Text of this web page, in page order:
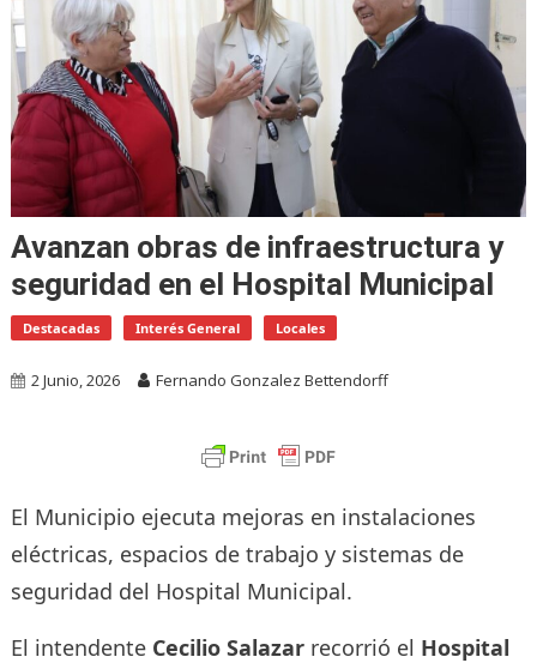
Avanzan obras de infraestructura y
seguridad en el Hospital Municipal
Destacadas Interés General Locales
2 Junio, 2026 Fernando Gonzalez Bettendorff
El Municipio ejecuta mejoras en instalaciones
eléctricas, espacios de trabajo y sistemas de
seguridad del Hospital Municipal.
El intendente Cecilio Salazarrecorrió el Hospital